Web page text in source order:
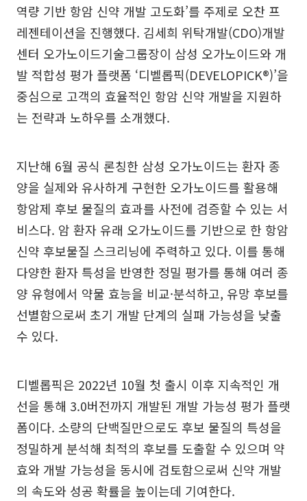
역량 기반 항암 신약 개발 고도화’를 주제로 오찬 프
레젠테이션을 진행했다. 김세희 위탁개발(CDO)개발
센터 오가노이드기술그룹장이 삼성 오가노이드와 개
발 적합성 평가 플랫폼 ‘디벨롭픽(DEVELOPICK®)’을
중심으로 고객의 효율적인 항암 신약 개발을 지원하
는 전략과 노하우를 소개했다.
지난해 6월 공식 론칭한 삼성 오가노이드는 환자 종
양을 실제와 유사하게 구현한 오가노이드를 활용해
항암제 후보 물질의 효과를 사전에 검증할 수 있는 서
비스다. 암 환자 유래 오가노이드를 기반으로 한 항암
신약 후보물질 스크리닝에 주력하고 있다. 이를 통해
다양한 환자 특성을 반영한 정밀 평가를 통해 여러 종
양 유형에서 약물 효능을 비교·분석하고, 유망 후보를
선별함으로써 초기 개발 단계의 실패 가능성을 낮출
수 있다.
디벨롭픽은 2022년 10월 첫 출시 이후 지속적인 개
선을 통해 3.0버전까지 개발된 개발 가능성 평가 플랫
폼이다. 소량의 단백질만으로도 후보 물질의 특성을
정밀하게 분석해 최적의 후보를 도출할 수 있으며 약
효와 개발 가능성을 동시에 검토함으로써 신약 개발
의 속도와 성공 확률을 높이는데 기여한다.